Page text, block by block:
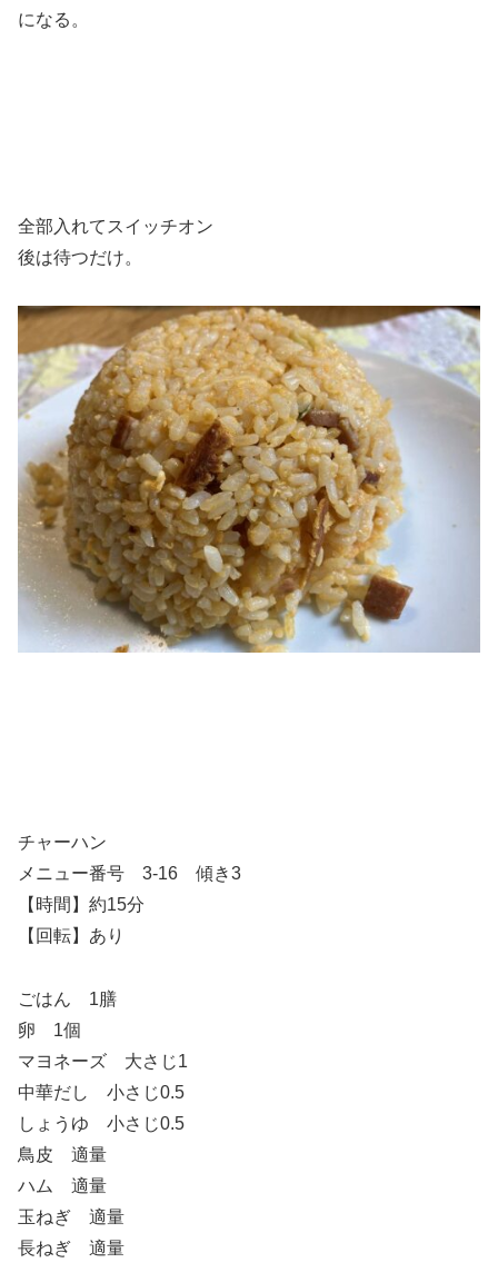
になる。
全部入れてスイッチオン
後は待つだけ。
チャーハン
メニュー番号 3-16 傾き3
【時間】約15分
【回転】あり
ごはん 1膳
卵 1個
マヨネーズ 大さじ1
中華だし 小さじ0.5
しょうゆ 小さじ0.5
鳥皮 適量
ハム 適量
玉ねぎ 適量
長ねぎ 適量